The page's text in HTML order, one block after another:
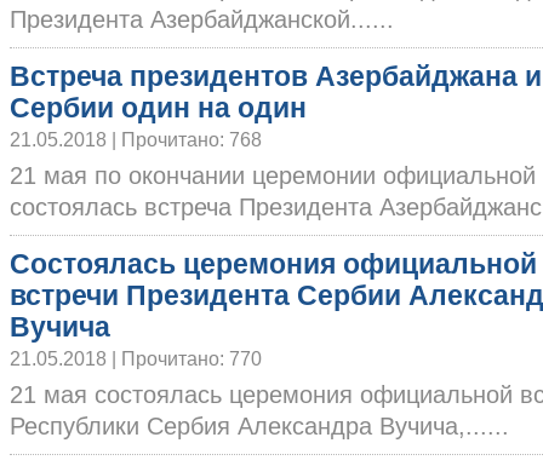
Президента Азербайджанской......
Встреча президентов Азербайджана и
Сербии один на один
21.05.2018 | Прочитано: 768
21 мая по окончании церемонии официальной
состоялась встреча Президента
Состоялась церемония официальной
встречи Президента Сербии
Вучича
21.05.2018 | Прочитано: 770
21 мая состоялась церемония официальной
Республики Сербия Александра Вучича,......